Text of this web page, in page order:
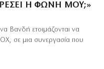
Η ΦΩΝΉ ΜΟΥ;»
Βανδή ετοιμάζονται να
σε μια συνεργασία που